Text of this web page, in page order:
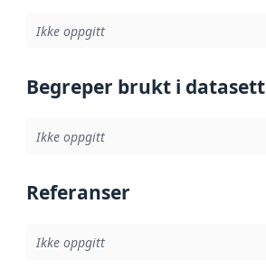
Ikke oppgitt
Begreper brukt i datasett
Ikke oppgitt
Referanser
Ikke oppgitt